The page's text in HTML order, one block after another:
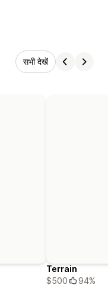
सभी देखें
Terrain
$500
94%